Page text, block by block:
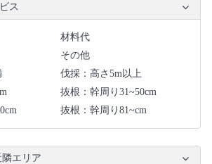
ス
材料代
その他
伐採：高さ5m以上
抜根：幹周り31~50cm
抜根：幹周り81~cm
エリア